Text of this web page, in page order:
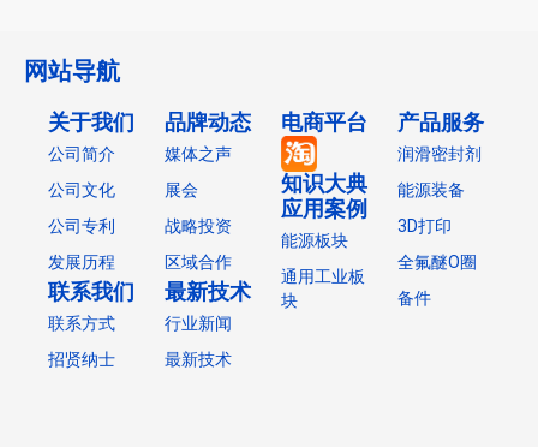
网站导航
关于我们
公司简介
公司文化
公司专利
发展历程
联系我们
联系方式
招贤纳士
品牌动态
媒体之声
展会
战略投资
区域合作
最新技术
行业新闻
最新技术
电商平台
知识大典
应用案例
能源板块
通用工业板
块
产品服务
润滑密封剂
能源装备
3D打印
全氟醚O圈
备件